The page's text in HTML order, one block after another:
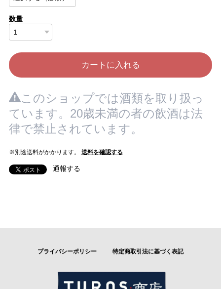
数量
カートに入れる
このショップでは酒類を取り扱っ
ています。20歳未満の者の飲酒は法
律で禁止されています。
※別途送料がかかります。 送料を確認する
通報する
プライバシーポリシー 特定商取引法に基づく表記